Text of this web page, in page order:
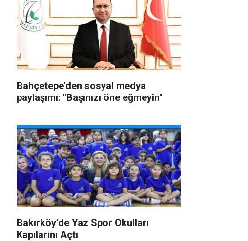
Bahçetepe'den sosyal medya
paylaşımı: "Başınızı öne eğmeyin"
Bakırköy’de Yaz Spor Okulları
Kapılarını Açtı